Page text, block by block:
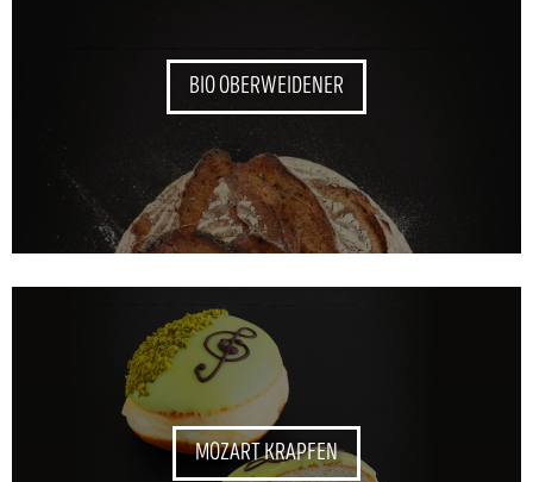
BIO OBERWEIDENER
MOZART KRAPFEN